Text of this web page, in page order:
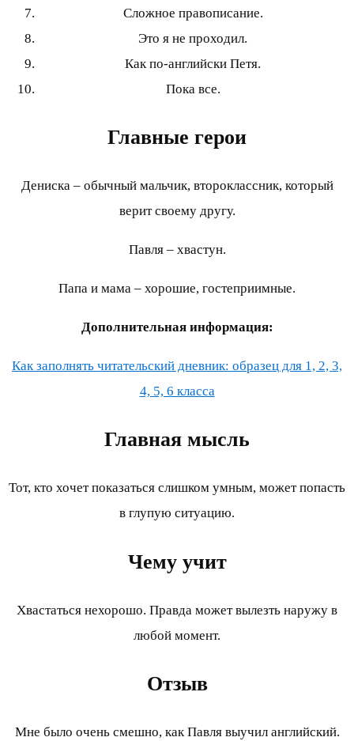
Сложное правописание.
Это я не проходил.
Как по-английски Петя.
Пока все.
Главные герои
Дениска – обычный мальчик, второклассник, который
верит своему другу.
Павля – хвастун.
Папа и мама – хорошие, гостеприимные.
Дополнительная информация:
Как заполнять читательский дневник: образец для 1, 2, 3,
4, 5, 6 класса
Главная мысль
Тот, кто хочет показаться слишком умным, может попасть
в глупую ситуацию.
Чему учит
Хвастаться нехорошо. Правда может вылезть наружу в
любой момент.
Отзыв
Мне было очень смешно, как Павля выучил английский.